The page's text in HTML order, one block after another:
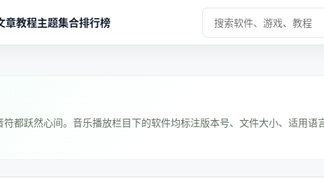
章教程主题集合排行榜
都跃然心间。音乐播放栏目下的软件均标注版本号、文件大小、适用语